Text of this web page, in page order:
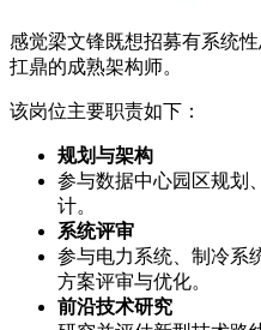
感觉梁文锋既想招募有系统
扛鼎的成熟架构师。
该岗位主要职责如下：
规划与架构
参与数据中心园区规划
计。
系统评审
参与电力系统、制冷系
方案评审与优化。
前沿技术研究